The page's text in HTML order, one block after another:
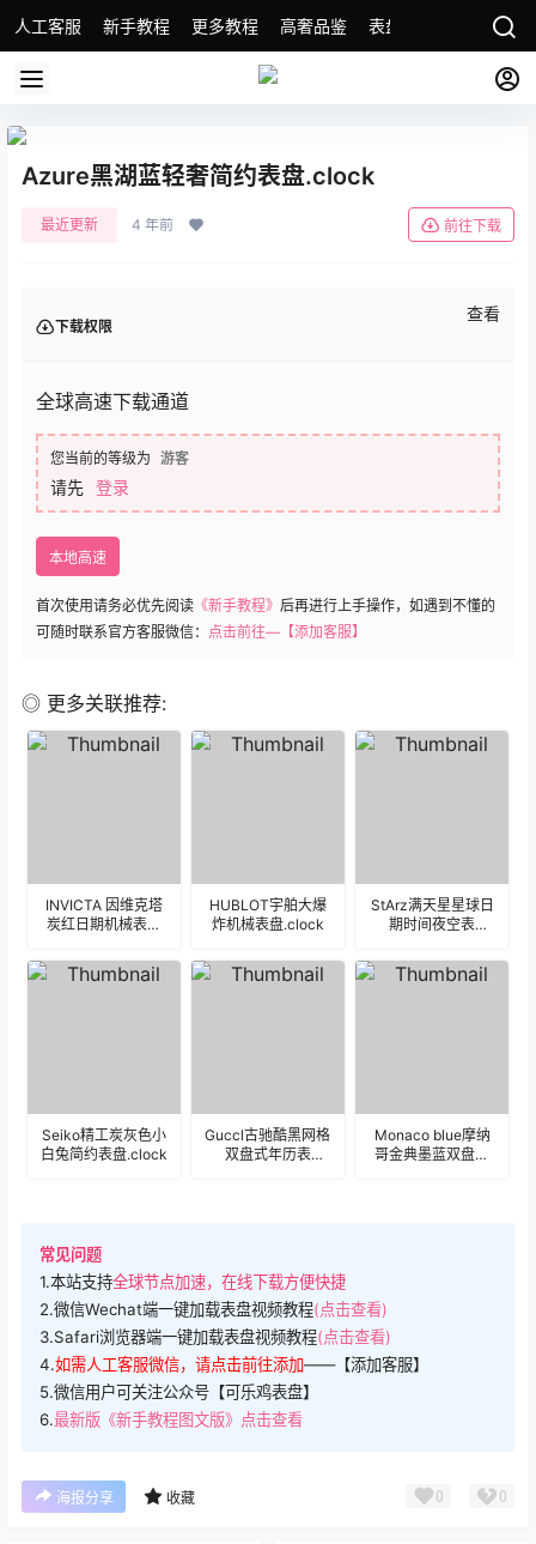
人工客服 新手教程 更多教程 高奢品鉴 表盘精选 名表故事
Azure黑湖蓝轻奢简约表盘.clock
最近更新 4 年前 前往下载
下载权限
查看
全球高速下载通道
您当前的等级为 游客
请先 登录
本地高速
首次使用请务必优先阅读 《新手教程》 后再进行上手操作，如遇到不懂的
可随时联系官方客服微信： 点击前往—【添加客服】
◎ 更多关联推荐:
INVICTA 因维克塔
炭红日期机械表盘
HUBLOT宇舶大爆
炸机械表盘.clock
StArz满天星星球日
期时间夜空表
Seiko精工炭灰色小
白兔简约表盘.clock
Guccl古驰酷黑网格
双盘式年历表
Monaco blue摩纳
哥金典墨蓝双盘式
常见问题
1.本站支持全球节点加速，在线下载方便快捷
2.微信Wechat端一键加载表盘视频教程(点击查看)
3.Safari浏览器端一键加载表盘视频教程(点击查看)
4.如需人工客服微信，请点击前往添加——【添加客服】
5.微信用户可关注公众号【可乐鸡表盘】
6.最新版《新手教程图文版》点击查看
海报分享 收藏 0 0